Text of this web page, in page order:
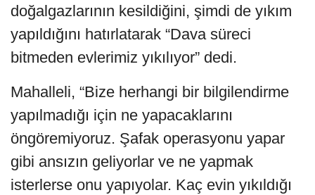
doğalgazlarının kesildiğini, şimdi de yıkım
yapıldığını hatırlatarak “Dava süreci
bitmeden evlerimiz yıkılıyor” dedi.
Mahalleli, “Bize herhangi bir bilgilendirme
yapılmadığı için ne yapacaklarını
öngöremiyoruz. Şafak operasyonu yapar
gibi ansızın geliyorlar ve ne yapmak
isterlerse onu yapıyolar. Kaç evin yıkıldığı